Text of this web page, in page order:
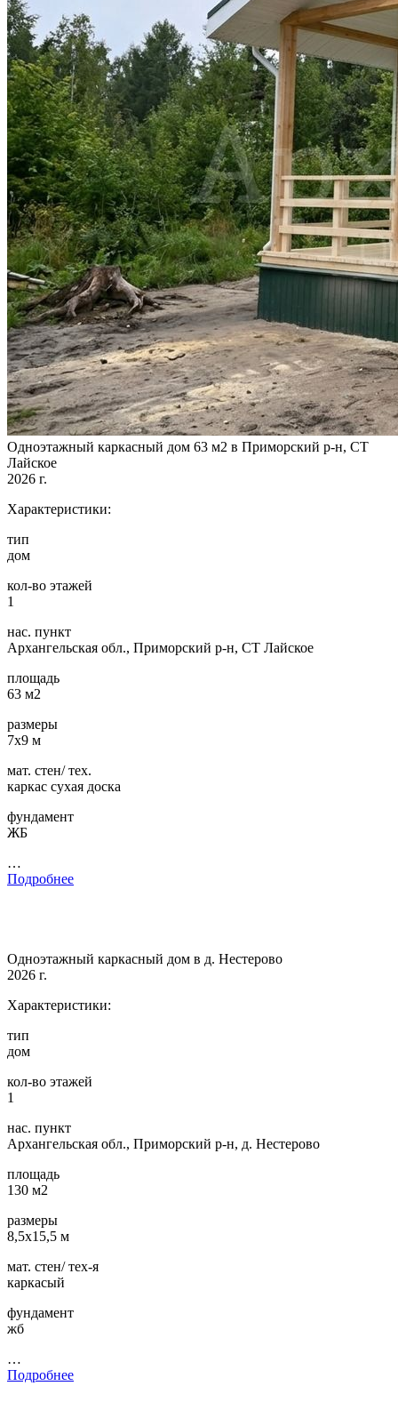
Одноэтажный каркасный дом 63 м2 в Приморский р-н, СТ
Лайское
2026 г.
Характеристики:
тип
дом
кол-во этажей
1
нас. пункт
Архангельская обл., Приморский р-н, СТ Лайское
площадь
63 м2
размеры
7х9 м
мат. стен/ тех.
каркас сухая доска
фундамент
ЖБ
…
Подробнее
Одноэтажный каркасный дом в д. Нестерово
2026 г.
Характеристики:
тип
дом
кол-во этажей
1
нас. пункт
Архангельская обл., Приморский р-н, д. Нестерово
площадь
130 м2
размеры
8,5х15,5 м
мат. стен/ тех-я
каркасый
фундамент
жб
…
Подробнее